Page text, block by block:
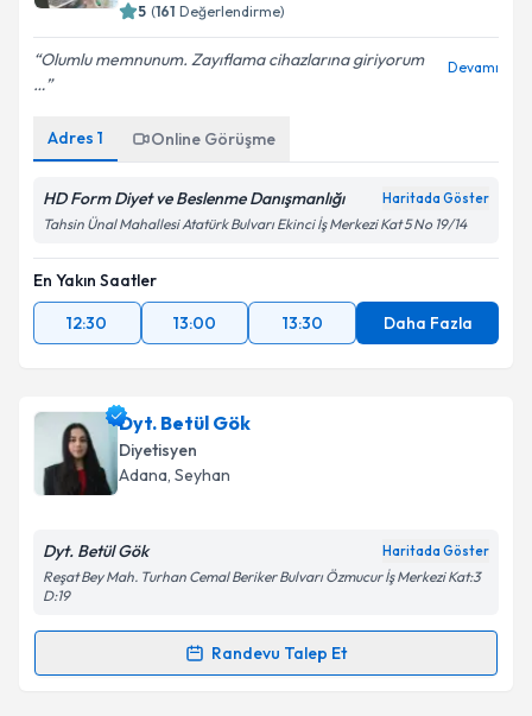
5 (161 Değerlendirme)
Olumlu memnunum. Zayıflama cihazlarına giriyorum
…
Devamı
Adres 1 Online Görüşme
HD Form Diyet ve Beslenme Danışmanlığı Haritada Göster
Tahsin Ünal Mahallesi Atatürk Bulvarı Ekinci İş Merkezi Kat 5 No 19/14
En Yakın Saatler
12:30
13:00 13:30 Daha Fazla
Dyt. Betül Gök
Diyetisyen
Adana, Seyhan
Dyt. Betül Gök Haritada Göster
Reşat Bey Mah. Turhan Cemal Beriker Bulvarı Özmucur İş Merkezi Kat:3
D:19
Randevu Talep Et
Randevu Takvimi Talebi